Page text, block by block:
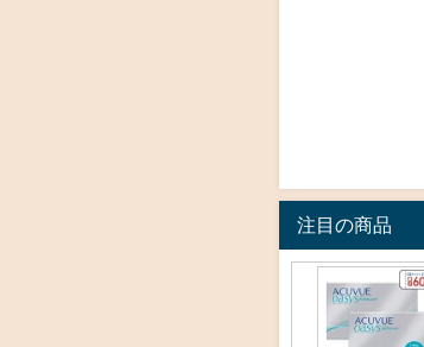
注目の商品